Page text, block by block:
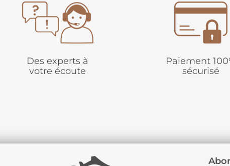
Des experts à
votre écoute
Paiement
sécurisé